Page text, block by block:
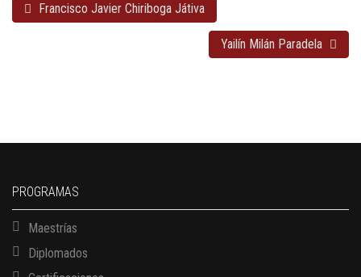
Francisco Javier Chiriboga Játiva
Yailín Milán Paradela
PROGRAMAS
Maestrías
Diplomados